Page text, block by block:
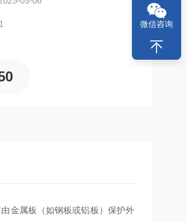
金属板（如钢板或铝板）保护外
微信咨询